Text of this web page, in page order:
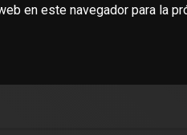
en este navegador para la